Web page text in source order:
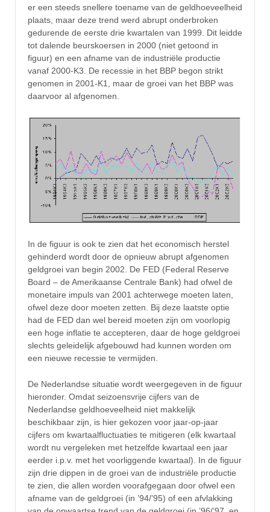
er een steeds snellere toename van de geldhoeveelheid
plaats, maar deze trend werd abrupt onderbroken
gedurende de eerste drie kwartalen van 1999. Dit leidde
tot dalende beurskoersen in 2000 (niet getoond in
figuur) en een afname van de industriële productie
vanaf 2000-K3. De recessie in het BBP begon strikt
genomen in 2001-K1, maar de groei van het BBP was
daarvoor al afgenomen.
In de figuur is ook te zien dat het economisch herstel
gehinderd wordt door de opnieuw abrupt afgenomen
geldgroei van begin 2002. De FED (Federal Reserve
Board – de Amerikaanse Centrale Bank) had ofwel de
monetaire impuls van 2001 achterwege moeten laten,
ofwel deze door moeten zetten. Bij deze laatste optie
had de FED dan wel bereid moeten zijn om voorlopig
een hoge inflatie te accepteren, daar de hoge geldgroei
slechts geleidelijk afgebouwd had kunnen worden om
een nieuwe recessie te vermijden.
De Nederlandse situatie wordt weergegeven in de figuur
hieronder. Omdat seizoensvrije cijfers van de
Nederlandse geldhoeveelheid niet makkelijk
beschikbaar zijn, is hier gekozen voor jaar-op-jaar
cijfers om kwartaalfluctuaties te mitigeren (elk kwartaal
wordt nu vergeleken met hetzelfde kwartaal een jaar
eerder i.p.v. met het voorliggende kwartaal). In de figuur
zijn drie dippen in de groei van de industriële productie
te zien, die allen worden voorafgegaan door ofwel een
afname van de geldgroei (in ’94/’95) of een afvlakking